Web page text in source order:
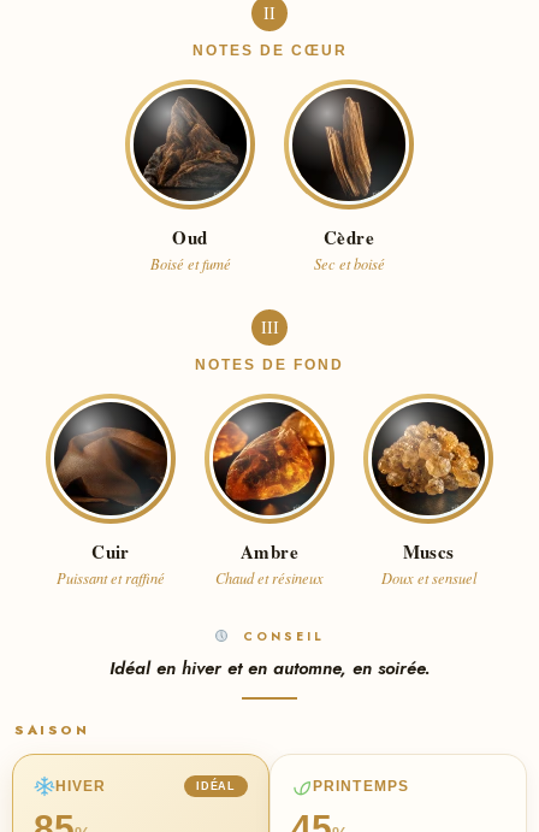
II
NOTES DE CŒUR
Oud
Boisé et fumé
Cèdre
Sec et boisé
III
NOTES DE FOND
Cuir
Puissant et raffiné
Ambre
Chaud et résineux
Muscs
Doux et sensuel
CONSEIL
Idéal en hiver et en automne, en soirée.
SAISON
HIVER IDÉAL PRINTEMPS